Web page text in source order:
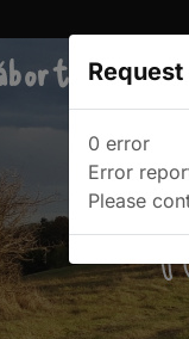
túrablogja
0 error
Error
Please